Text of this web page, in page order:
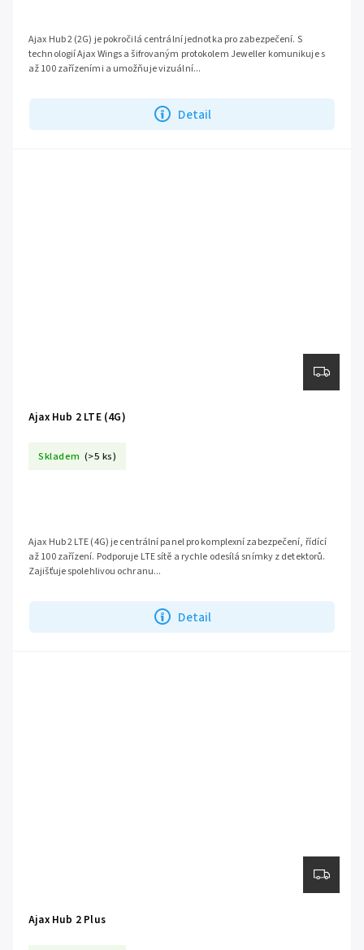
Detail
Ajax Hub 2 (2G) je pokročilá centrální jednotka pro zabezpečení. S
technologií Ajax Wings a šifrovaným protokolem Jeweller komunikuje s
až 100 zařízeními a umožňuje vizuální...
Ajax Hub 2 LTE (4G)
Skladem (>5 ks)
Detail
Ajax Hub 2 LTE (4G) je centrální panel pro komplexní zabezpečení, řídící
až 100 zařízení. Podporuje LTE sítě a rychle odesílá snímky z detektorů.
Zajišťuje spolehlivou ochranu...
Ajax Hub 2 Plus